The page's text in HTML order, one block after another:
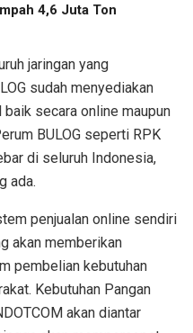
4,6 Juta Ton
jaringan yang
sudah menyediakan
secara online maupun
BULOG seperti RPK
di seluruh Indonesia,
ada.
penjualan online sendiri
akan memberikan
pembelian kebutuhan
Kebutuhan Pangan
akan diantar